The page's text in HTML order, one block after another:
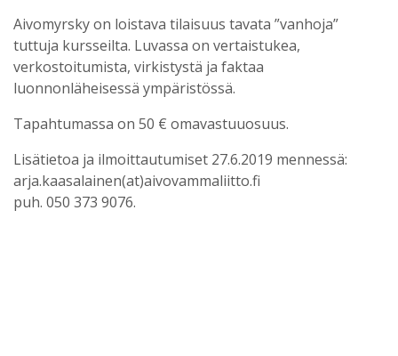
Aivomyrsky on loistava tilaisuus tavata ”vanhoja”
tuttuja kursseilta. Luvassa on vertaistukea,
verkostoitumista, virkistystä ja faktaa
luonnonläheisessä ympäristössä.
Tapahtumassa on 50 € omavastuuosuus.
Lisätietoa ja ilmoittautumiset 27.6.2019 mennessä:
arja.kaasalainen(at)aivovammaliitto.fi
puh. 050 373 9076.